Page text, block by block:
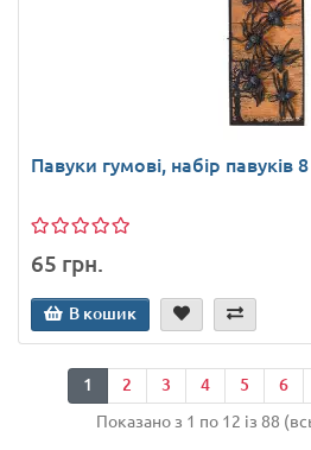
Павуки гумові, набір павуків
65 грн.
В кошик
1 2 3 4 5 6
Показано з 1 по 12 із 88